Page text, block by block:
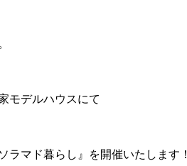
モデルハウスにて
ラマド暮らし』を開催いたします！